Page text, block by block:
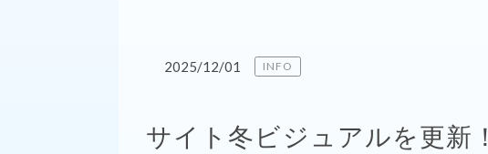
2025/12/01 INFO
サイト冬ビジュアルを更新！